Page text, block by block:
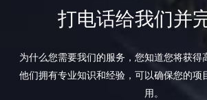
打电话给我们并
为什么您需要我们的服务，您知道您将获得
他们拥有专业知识和经验，可以确保您的项
用。